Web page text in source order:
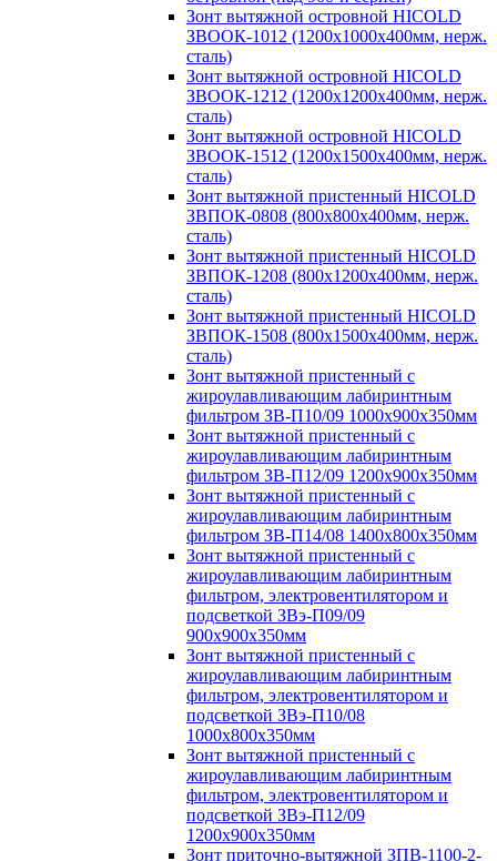
Зонт вытяжной островной HICOLD
ЗВООК-1012 (1200х1000х400мм, нерж.
сталь)
Зонт вытяжной островной HICOLD
ЗВООК-1212 (1200x1200x400мм, нерж.
сталь)
Зонт вытяжной островной HICOLD
ЗВООК-1512 (1200х1500х400мм, нерж.
сталь)
Зонт вытяжной пристенный HICOLD
ЗВПОК-0808 (800х800х400мм, нерж.
сталь)
Зонт вытяжной пристенный HICOLD
ЗВПОК-1208 (800х1200х400мм, нерж.
сталь)
Зонт вытяжной пристенный HICOLD
ЗВПОК-1508 (800х1500х400мм, нерж.
сталь)
Зонт вытяжной пристенный с
жироулавливающим лабиринтным
фильтром ЗВ-П10/09 1000х900х350мм
Зонт вытяжной пристенный с
жироулавливающим лабиринтным
фильтром ЗВ-П12/09 1200х900х350мм
Зонт вытяжной пристенный с
жироулавливающим лабиринтным
фильтром ЗВ-П14/08 1400х800х350мм
Зонт вытяжной пристенный с
жироулавливающим лабиринтным
фильтром, электровентилятором и
подсветкой ЗВэ-П09/09
900х900х350мм
Зонт вытяжной пристенный с
жироулавливающим лабиринтным
фильтром, электровентилятором и
подсветкой ЗВэ-П10/08
1000х800х350мм
Зонт вытяжной пристенный с
жироулавливающим лабиринтным
фильтром, электровентилятором и
подсветкой ЗВэ-П12/09
1200х900х350мм
Зонт приточно-вытяжной ЗПВ-1100-2-